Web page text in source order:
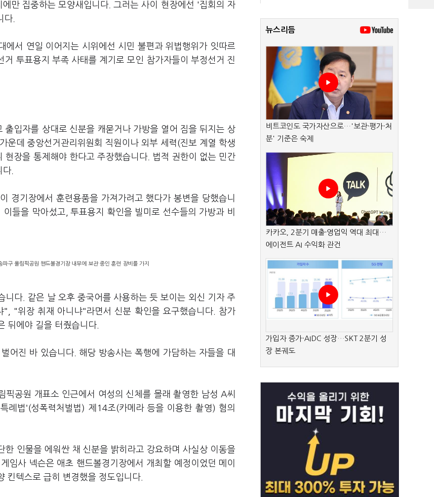
만 집중하는 모양새입니다. 그러는 사이 현장에선 '집회의 자
다.
서 연일 이어지는 시위에선 시민 불편과 위법행위가 잇따르
투표용지 부족 사태를 계기로 모인 참가자들이 부정선거 진
입자를 상대로 신분을 캐묻거나 가방을 열어 짐을 뒤지는 상
운데 중앙선거관리위원회 직원이나 외부 세력(진보 계열 학생
장을 통제해야 한다고 주장했습니다. 법적 권한이 없는 민간
.
경기장에서 훈련용품을 가져가려고 했다가 봉변을 당했습니
들을 막아섰고, 투표용지 확인을 빌미로 선수들의 가방과 비
구 올림픽공원 핸드볼경기장 내부에 보관 중인 훈련 장비를 가지
니다. 같은 날 오후 중국어를 사용하는 듯 보이는 외신 기자 주
"위장 취재 아니냐"라면서 신분 확인을 요구했습니다. 참가
뒤에야 길을 터줬습니다.
어진 바 있습니다. 해당 방송사는 폭행에 가담하는 자들을 대
공원 개표소 인근에서 여성의 신체를 몰래 촬영한 남성 A씨
례법'(성폭력처벌법) 제14조(카메라 등을 이용한 촬영) 혐의
인물을 에워싼 채 신분을 밝히라고 강요하며 사실상 이동을
임사 넥슨은 애초 핸드볼경기장에서 개최할 예정이었던 메이
킨텍스로 급히 변경했을 정도입니다.
뉴스리듬
비트코인도 국가자산으로…'보관·평가·처
분' 기준은 숙제
카카오, 2분기 매출·영업익 역대 최대…
에이전트 AI 수익화 관건
가입자 증가·AIDC 성장…SKT 2분기 성
장 본궤도